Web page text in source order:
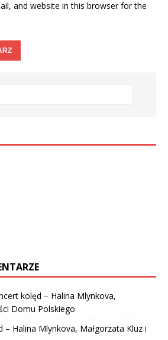
and website in this browser for the
kolęd – Halina Mlynkova,
Domu Polskiego
– Halina Mlynkova, Małgorzata Kluz i